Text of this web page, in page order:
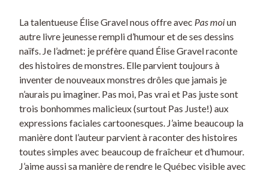
La talentueuse Élise Gravel nous offre avec Pas moiun
autre livre jeunesse rempli d’humour et de ses dessins
naïfs. Je l’admet: je préfère quand Élise Gravel raconte
des histoires de monstres. Elle parvient toujours à
inventer de nouveaux monstres drôles que jamais je
n’aurais pu imaginer. Pas moi, Pas vrai et Pas juste sont
trois bonhommes malicieux (surtout Pas Juste!) aux
expressions faciales cartoonesques. J’aime beaucoup la
manière dont l’auteur parvient à raconter des histoires
toutes simples avec beaucoup de fraîcheur et d’humour.
J’aime aussi sa manière de rendre le Québec visible avec